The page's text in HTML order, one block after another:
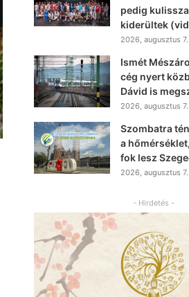
pedig
kiderültek
2026, augusztus
Ismét
cég nyert
Dávid is
2026, augusztus
Szombatra
a
fok lesz
2026, augusztus 7.
- Hirdetés -